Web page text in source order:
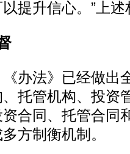
提升信心。”上
法》已经做出
托管机构、投资
合同、托管合同
方制衡机制。